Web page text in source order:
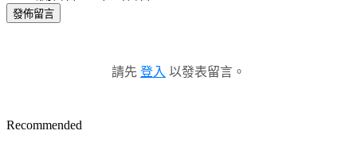
發佈留言
請先 登入 以發表留言。
Recommended